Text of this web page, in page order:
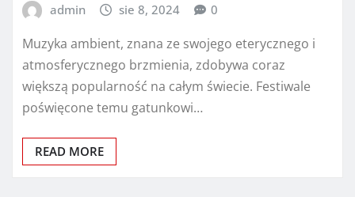
admin sie 8, 2024 0
Muzyka ambient, znana ze swojego eterycznego i
atmosferycznego brzmienia, zdobywa coraz
większą popularność na całym świecie. Festiwale
poświęcone temu gatunkowi…
READ MORE